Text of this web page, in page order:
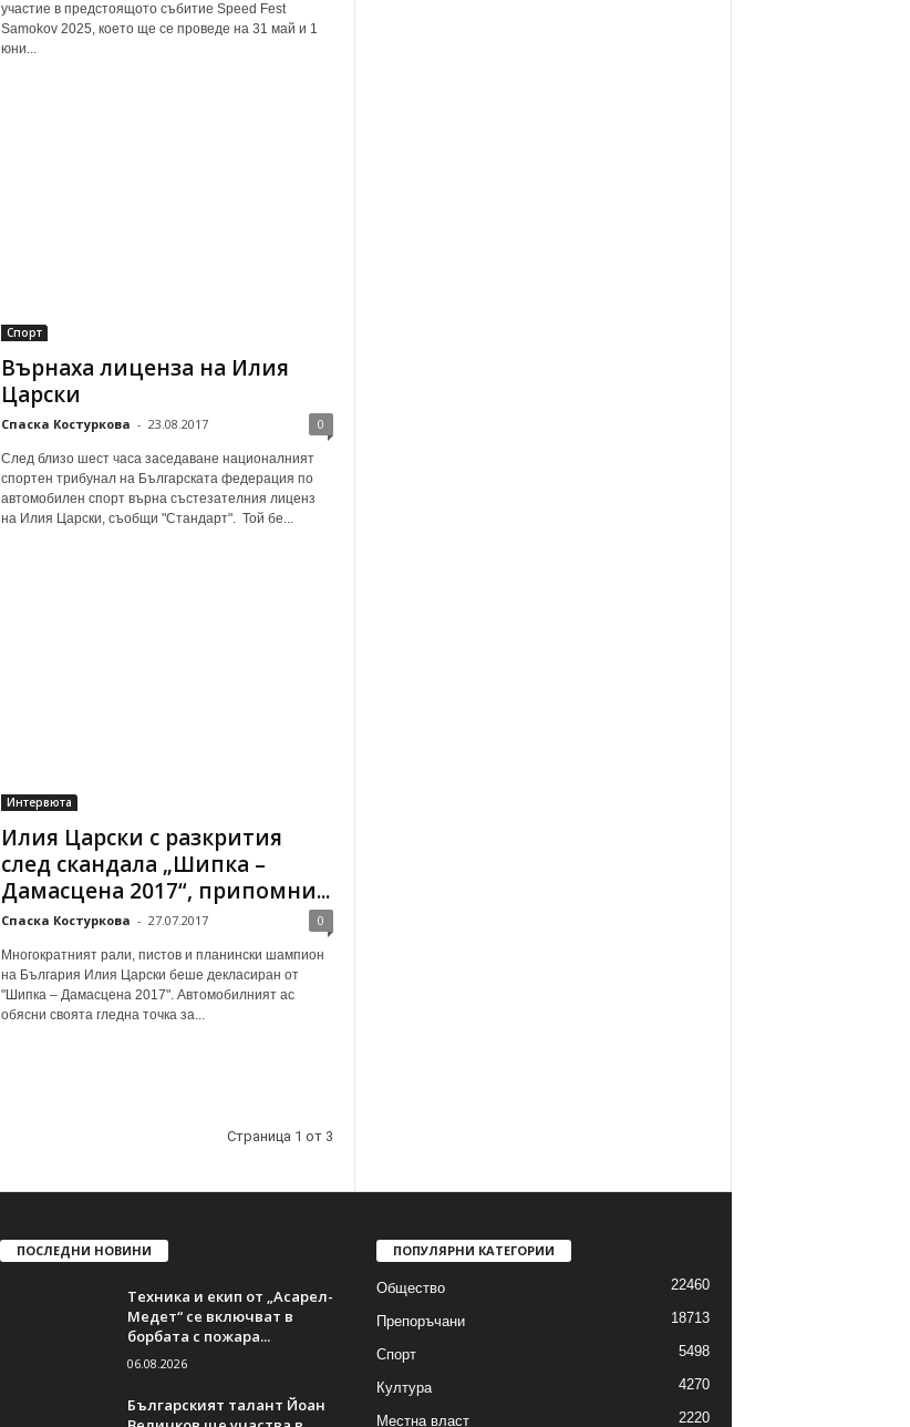
участие в предстоящото събитие Speed Fest
Samokov 2025, което ще се проведе на 31 май и 1
юни...
Спорт
Върнаха лиценза на Илия
Царски
Спаска Костуркова - 23.08.2017 0
След близо шест часа заседаване националният
спортен трибунал на Българската федерация по
автомобилен спорт върна състезателния лиценз
на Илия Царски, съобщи "Стандарт". Той бе...
Интервюта
Илия Царски с разкрития
след скандала „Шипка –
Дамасцена 2017“, припомни...
Спаска Костуркова - 27.07.2017 0
Многократният рали, пистов и планински шампион
на България Илия Царски беше декласиран от
"Шипка – Дамасцена 2017". Aвтомобилният ас
обясни своята гледна точка за...
Страница 1 от 3
ПОСЛЕДНИ НОВИНИ
Техника и екип от „Асарел-
Медет“ се включват в
борбата с пожара...
06.08.2026
Българският талант Йоан
ПОПУЛЯРНИ КАТЕГОРИИ
Общество 22460
Препоръчани 18713
Спорт 5498
Култура 4270
Местна власт 2220